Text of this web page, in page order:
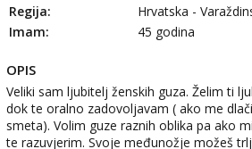
Regija:
Hrvatska -
Imam:
45 godina
OPIS
Veliki sam ljubitelj ženskih guza. Želim ti
dok te oralno zadovoljavam ( ako me
smeta). Volim guze raznih oblika pa ako
te razuvjerim. Svoje međunožje možeš